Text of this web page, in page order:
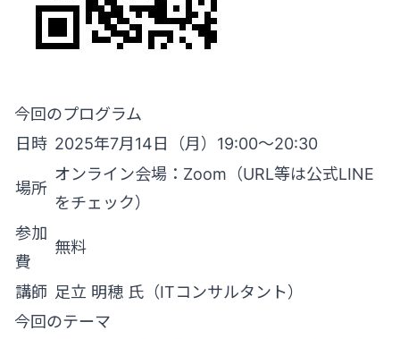
今回のプログラム
日時 2025年7月14日（月）19:00～20:30
場所
オンライン会場：Zoom（URL等は公式LINE
をチェック）
参加
費
無料
講師 足立 明穂 氏（ITコンサルタント）
今回のテーマ